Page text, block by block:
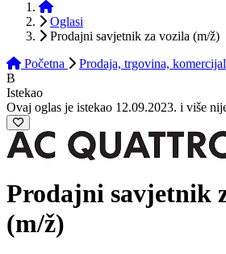
Početna
Oglasi
Prodajni savjetnik za vozila (m/ž)
Početna
Prodaja, trgovina,
B
Istekao
Ovaj oglas je istekao 12.09.2023. i više
Prodajni savjetnik
(m/ž)